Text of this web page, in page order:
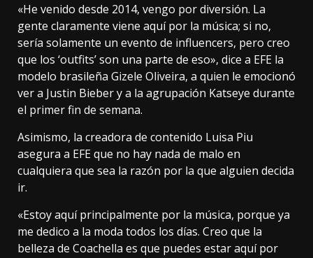
«He venido desde 2014, vengo por diversión. La
gente claramente viene aquí por la música; si no,
sería solamente un evento de influencers, pero creo
que los ‘outfits’ son una parte de eso», dice a EFE la
modelo brasileña Gizele Oliveira, a quien le emocionó
ver a Justin Bieber y a la agrupación Katseye durante
el primer fin de semana.
Asimismo, la creadora de contenido Luisa Piu
asegura a EFE que no hay nada de malo en
cualquiera que sea la razón por la que alguien decida
ir.
«Estoy aquí principalmente por la música, porque ya
me dedico a la moda todos los días. Creo que la
belleza de Coachella es que puedes estar aquí por